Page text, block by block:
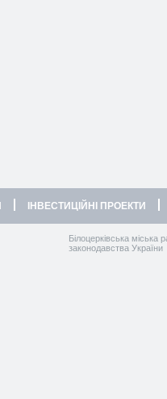
ІНВЕСТИЦІЙНІ ПРОЕКТИ
Білоцерківська міська
законодавства України